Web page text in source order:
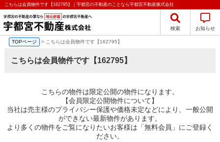
こちらは会員物件です【162795】｜宇都宮の不動産のことなら宇都宮不動産株式会社
検索 お知らせ
TOPページ > こちらは会員物件です【162795】
こちらは会員物件です【162795】
こちらの物件は限定公開の物件になります。
【会員限定公開物件について】
当社は売主様のプライバシー保護や価格未定などにより、一般公開
ができない最新物件があります。
より多くの物件をご覧になりたいお客様は「無料会員」にご登録く
ださい。